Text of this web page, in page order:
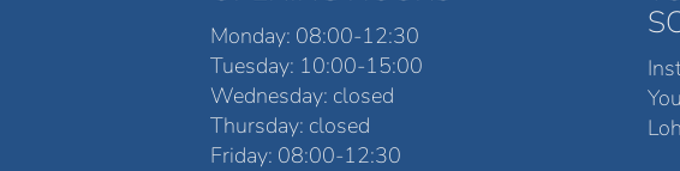
Monday: 08:00-12:30
Tuesday: 10:00-15:00
Wednesday: closed
Thursday: closed
Friday: 08:00-12:30